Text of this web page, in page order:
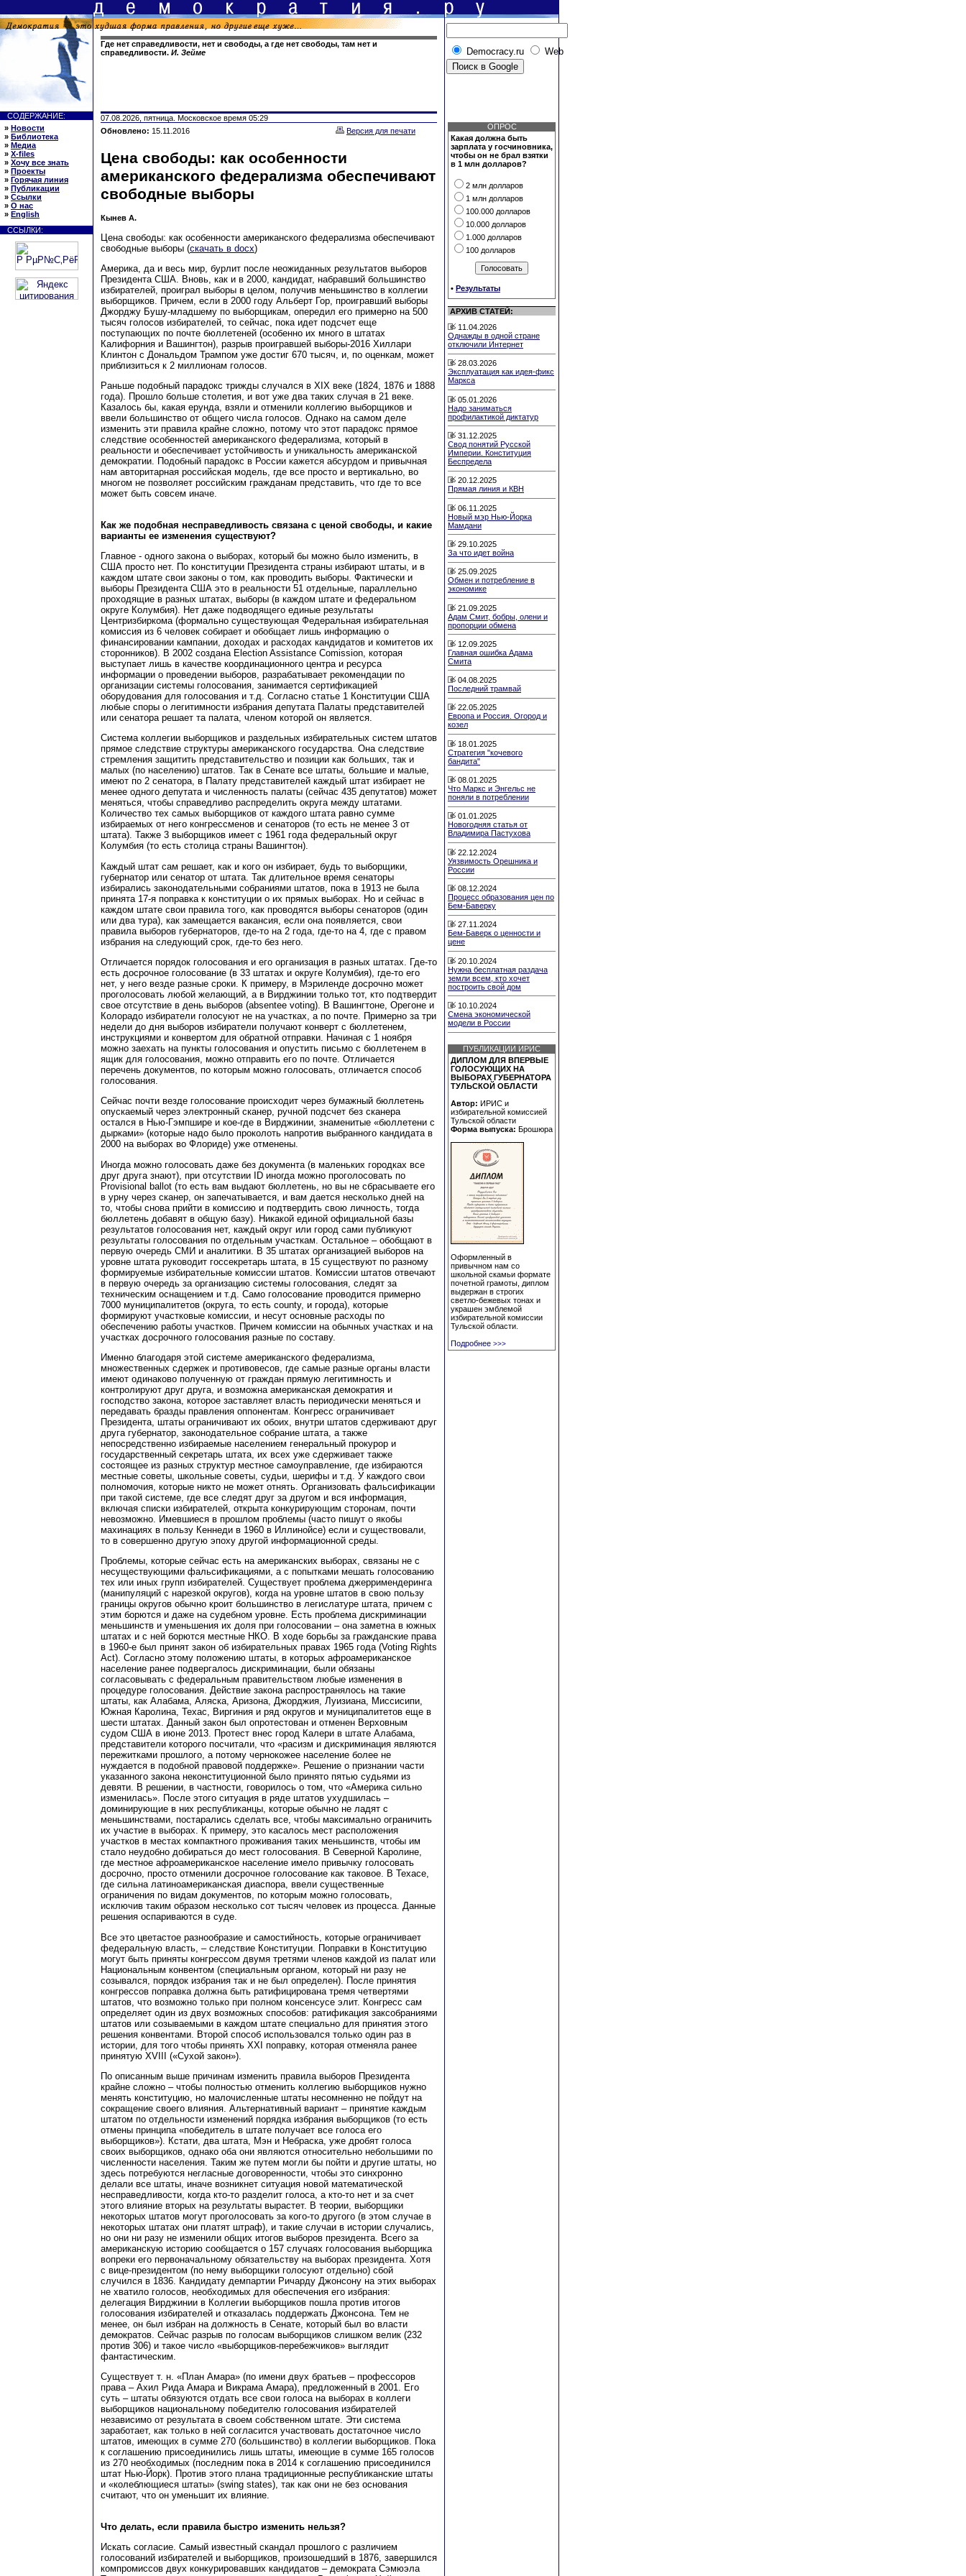
Где нет справедливости, нет и свободы, а где нет свободы, там нет и
справедливости. И. Зейме Democracy.ru Web
СОДЕРЖАНИЕ:
» Новости
» Библиотека
» Медиа
» X-files
» Хочу все знать
» Проекты
» Горячая линия
» Публикации
» Ссылки
» О нас
» English
ССЫЛКИ:
07.08.2026, пятница. Московское время 05:29
Обновлено: 15.11.2016 Версия для печати
Цена свободы: как особенности
американского федерализма обеспечивают
свободные выборы
Кынев А.
Цена свободы: как особенности американского федерализма обеспечивают
свободные выборы (скачать в docx)
Америка, да и весь мир, бурлит после неожиданных результатов выборов
Президента США. Вновь, как и в 2000, кандидат, набравший большинство
избирателей, проиграл выборы в целом, получив меньшинство в коллегии
выборщиков. Причем, если в 2000 году Альберт Гор, проигравший выборы
Джорджу Бушу-младшему по выборщикам, опередил его примерно на 500
тысяч голосов избирателей, то сейчас, пока идет подсчет еще
поступающих по почте бюллетеней (особенно их много в штатах
Калифорния и Вашингтон), разрыв проигравшей выборы-2016 Хиллари
Клинтон с Дональдом Трампом уже достиг 670 тысяч, и, по оценкам, может
приблизиться к 2 миллионам голосов.
Раньше подобный парадокс трижды случался в ХIX веке (1824, 1876 и 1888
года). Прошло больше столетия, и вот уже два таких случая в 21 веке.
Казалось бы, какая ерунда, взяли и отменили коллегию выборщиков и
ввели большинство от общего числа голосов. Однако на самом деле
изменить эти правила крайне сложно, потому что этот парадокс прямое
следствие особенностей американского федерализма, который в
реальности и обеспечивает устойчивость и уникальность американской
демократии. Подобный парадокс в России кажется абсурдом и привычная
нам авторитарная российская модель, где все просто и вертикально, во
многом не позволяет российским гражданам представить, что где то все
может быть совсем иначе.
Как же подобная несправедливость связана с ценой свободы, и какие
варианты ее изменения существуют?
Главное - одного закона о выборах, который бы можно было изменить, в
США просто нет. По конституции Президента страны избирают штаты, и в
каждом штате свои законы о том, как проводить выборы. Фактически и
выборы Президента США это в реальности 51 отдельные, параллельно
проходящие в разных штатах, выборы (в каждом штате и федеральном
округе Колумбия). Нет даже подводящего единые результаты
Центризбиркома (формально существующая Федеральная избирательная
комиссия из 6 человек собирает и обобщает лишь информацию о
финансировании кампании, доходах и расходах кандидатов и комитетов их
сторонников). В 2002 создана Election Assistance Comission, которая
выступает лишь в качестве координационного центра и ресурса
информации о проведении выборов, разрабатывает рекомендации по
организации системы голосования, занимается сертификацией
оборудования для голосования и т.д. Согласно статье 1 Конституции США
любые споры о легитимности избрания депутата Палаты представителей
или сенатора решает та палата, членом которой он является.
Система коллегии выборщиков и раздельных избирательных систем штатов
прямое следствие структуры американского государства. Она следствие
стремления защитить представительство и позиции как больших, так и
малых (по населению) штатов. Так в Сенате все штаты, большие и малые,
имеют по 2 сенатора, в Палату представителей каждый штат избирает не
менее одного депутата и численность палаты (сейчас 435 депутатов) может
меняться, чтобы справедливо распределить округа между штатами.
Количество тех самых выборщиков от каждого штата равно сумме
избираемых от него конгрессменов и сенаторов (то есть не менее 3 от
штата). Также 3 выборщиков имеет с 1961 года федеральный округ
Колумбия (то есть столица страны Вашингтон).
Каждый штат сам решает, как и кого он избирает, будь то выборщики,
губернатор или сенатор от штата. Так длительное время сенаторы
избирались законодательными собраниями штатов, пока в 1913 не была
принята 17-я поправка к конституции о их прямых выборах. Но и сейчас в
каждом штате свои правила того, как проводятся выборы сенаторов (один
или два тура), как замещается вакансия, если она появляется, свои
правила выборов губернаторов, где-то на 2 года, где-то на 4, где с правом
избрания на следующий срок, где-то без него.
Отличается порядок голосования и его организация в разных штатах. Где-то
есть досрочное голосование (в 33 штатах и округе Колумбия), где-то его
нет, у него везде разные сроки. К примеру, в Мэриленде досрочно может
проголосовать любой желающий, а в Вирджинии только тот, кто подтвердит
свое отсутствие в день выборов (absentee voting). В Вашингтоне, Орегоне и
Колорадо избиратели голосуют не на участках, а по почте. Примерно за три
недели до дня выборов избиратели получают конверт с бюллетенем,
инструкциями и конвертом для обратной отправки. Начиная с 1 ноября
можно заехать на пункты голосования и опустить письмо с бюллетенем в
ящик для голосования, можно отправить его по почте. Отличается
перечень документов, по которым можно голосовать, отличается способ
голосования.
Сейчас почти везде голосование происходит через бумажный бюллетень
опускаемый через электронный сканер, ручной подсчет без сканера
остался в Нью-Гэмпшире и кое-где в Вирджинии, знаменитые «бюллетени с
дырками» (которые надо было проколоть напротив выбранного кандидата в
2000 на выборах во Флориде) уже отменены.
Иногда можно голосовать даже без документа (в маленьких городках все
друг друга знают), при отсутствии ID иногда можно проголосовать по
Provisional ballot (то есть вам выдают бюллетень, но вы не сбрасываете его
в урну через сканер, он запечатывается, и вам дается несколько дней на
то, чтобы снова прийти в комиссию и подтвердить свою личность, тогда
бюллетень добавят в общую базу). Никакой единой официальной базы
результатов голосования нет, каждый округ или город сами публикуют
результаты голосования по отдельным участкам. Остальное – обобщают в
первую очередь СМИ и аналитики. В 35 штатах организацией выборов на
уровне штата руководит госсекретарь штата, в 15 существуют по разному
формируемые избирательные комиссии штатов. Комиссии штатов отвечают
в первую очередь за организацию системы голосования, следят за
техническим оснащением и т.д. Само голосование проводится примерно
7000 муниципалитетов (округа, то есть county, и города), которые
формируют участковые комиссии, и несут основные расходы по
обеспечению работы участков. Причем комиссии на обычных участках и на
участках досрочного голосования разные по составу.
Именно благодаря этой системе американского федерализма,
множественных сдержек и противовесов, где самые разные органы власти
имеют одинаково полученную от граждан прямую легитимность и
контролируют друг друга, и возможна американская демократия и
господство закона, которое заставляет власть периодически меняться и
передавать бразды правления оппонентам. Конгресс ограничивает
Президента, штаты ограничивают их обоих, внутри штатов сдерживают друг
друга губернатор, законодательное собрание штата, а также
непосредственно избираемые населением генеральный прокурор и
государственный секретарь штата, их всех уже сдерживает также
состоящее из разных структур местное самоуправление, где избираются
местные советы, школьные советы, судьи, шерифы и т.д. У каждого свои
полномочия, которые никто не может отнять. Организовать фальсификации
при такой системе, где все следят друг за другом и вся информация,
включая списки избирателей, открыта конкурирующим сторонам, почти
невозможно. Имевшиеся в прошлом проблемы (часто пишут о якобы
махинациях в пользу Кеннеди в 1960 в Иллинойсе) если и существовали,
то в совершенно другую эпоху другой информационной среды.
Проблемы, которые сейчас есть на американских выборах, связаны не с
несуществующими фальсификациями, а с попытками мешать голосованию
тех или иных групп избирателей. Существует проблема джерримендеринга
(манипуляций с нарезкой округов), когда на уровне штатов в свою пользу
границы округов обычно кроит большинство в легислатуре штата, причем с
этим борются и даже на судебном уровне. Есть проблема дискриминации
меньшинств и уменьшения их доля при голосовании – она заметна в южных
штатах и с ней борются местные НКО. В ходе борьбы за гражданские права
в 1960-е был принят закон об избирательных правах 1965 года (Voting Rights
Act). Согласно этому положению штаты, в которых афроамериканское
население ранее подвергалось дискриминации, были обязаны
согласовывать с федеральным правительством любые изменения в
процедуре голосования. Действие закона распространялось на такие
штаты, как Алабама, Аляска, Аризона, Джорджия, Луизиана, Миссисипи,
Южная Каролина, Техас, Виргиния и ряд округов и муниципалитетов еще в
шести штатах. Данный закон был опротестован и отменен Верховным
судом США в июне 2013. Протест внес город Калери в штате Алабама,
представители которого посчитали, что «расизм и дискриминация являются
пережитками прошлого, а потому чернокожее население более не
нуждается в подобной правовой поддержке». Решение о признании части
указанного закона неконституционной было принято пятью судьями из
девяти. В решении, в частности, говорилось о том, что «Америка сильно
изменилась». После этого ситуация в ряде штатов ухудшилась –
доминирующие в них республиканцы, которые обычно не ладят с
меньшинствами, постарались сделать все, чтобы максимально ограничить
их участие в выборах. К примеру, это касалось мест расположения
участков в местах компактного проживания таких меньшинств, чтобы им
стало неудобно добираться до мест голосования. В Северной Каролине,
где местное афроамериканское население имело привычку голосовать
досрочно, просто отменили досрочное голосование как таковое. В Техасе,
где сильна латиноамериканская диаспора, ввели существенные
ограничения по видам документов, по которым можно голосовать,
исключив таким образом несколько сот тысяч человек из процесса. Данные
решения оспариваются в суде.
Все это цветастое разнообразие и самостийность, которые ограничивает
федеральную власть, – следствие Конституции. Поправки в Конституцию
могут быть приняты конгрессом двумя третями членов каждой из палат или
Национальным конвентом (специальным органом, который ни разу не
созывался, порядок избрания так и не был определен). После принятия
конгрессов поправка должна быть ратифицирована тремя четвертями
штатов, что возможно только при полном консенсусе элит. Конгресс сам
определяет один из двух возможных способов: ратификация заксобраниями
штатов или созываемыми в каждом штате специально для принятия этого
решения конвентами. Второй способ использовался только один раз в
истории, для того чтобы принять XXI поправку, которая отменяла ранее
принятую XVIII («Сухой закон»).
По описанным выше причинам изменить правила выборов Президента
крайне сложно – чтобы полностью отменить коллегию выборщиков нужно
менять конституцию, но малочисленные штаты несомненно не пойдут на
сокращение своего влияния. Альтернативный вариант – принятие каждым
штатом по отдельности изменений порядка избрания выборщиков (то есть
отмены принципа «победитель в штате получает все голоса его
выборщиков»). Кстати, два штата, Мэн и Небраска, уже дробят голоса
своих выборщиков, однако оба они являются относительно небольшими по
численности населения. Таким же путем могли бы пойти и другие штаты, но
здесь потребуются негласные договоренности, чтобы это синхронно
делали все штаты, иначе возникнет ситуация новой математической
несправедливости, когда кто-то разделит голоса, а кто-то нет и за счет
этого влияние вторых на результаты вырастет. В теории, выборщики
некоторых штатов могут проголосовать за кого-то другого (в этом случае в
некоторых штатах они платят штраф), и такие случаи в истории случались,
но они ни разу не изменили общих итогов выборов президента. Всего за
американскую историю сообщается о 157 случаях голосования выборщика
вопреки его первоначальному обязательству на выборах президента. Хотя
с вице-президентом (по нему выборщики голосуют отдельно) сбой
случился в 1836. Кандидату демпартии Ричарду Джонсону на этих выборах
не хватило голосов, необходимых для обеспечения его избрания:
делегация Вирджинии в Коллегии выборщиков пошла против итогов
голосования избирателей и отказалась поддержать Джонсона. Тем не
менее, он был избран на должность в Сенате, который был во власти
демократов. Сейчас разрыв по голосам выборщиков слишком велик (232
против 306) и такое число «выборщиков-перебежчиков» выглядит
фантастическим.
Существует т. н. «План Амара» (по имени двух братьев – профессоров
права – Ахил Рида Амара и Викрама Амара), предложенный в 2001. Его
суть – штаты обязуются отдать все свои голоса на выборах в коллеги
выборщиков национальному победителю голосования избирателей
независимо от результата в своем собственном штате. Эти система
заработает, как только в ней согласится участвовать достаточное число
штатов, имеющих в сумме 270 (большинство) в коллегии выборщиков. Пока
к соглашению присоединились лишь штаты, имеющие в сумме 165 голосов
из 270 необходимых (последним пока в 2014 к соглашению присоединился
штат Нью-Йорк). Против этого плана традиционные республиканские штаты
и «колеблющиеся штаты» (swing states), так как они не без основания
считают, что он уменьшит их влияние.
Что делать, если правила быстро изменить нельзя?
Искать согласие. Самый известный скандал прошлого с различием
голосований избирателей и выборщиков, произошедший в 1876, завершился
компромиссов двух конкурировавших кандидатов – демократа Сэмюэла
ОПРОС
Какая должна быть
зарплата у госчиновника,
чтобы он не брал взятки
в 1 млн долларов?
2 млн долларов
1 млн долларов
100.000 долларов
10.000 долларов
1.000 долларов
100 долларов
• Результаты
АРХИВ СТАТЕЙ:
11.04.2026
Однажды в одной стране
отключили Интернет
28.03.2026
Эксплуатация как идея-фикс
Маркса
05.01.2026
Надо заниматься
профилактикой диктатур
31.12.2025
Свод понятий Русской
Империи. Конституция
Беспредела
20.12.2025
Прямая линия и КВН
06.11.2025
Новый мэр Нью-Йорка
Мамдани
29.10.2025
За что идет война
25.09.2025
Обмен и потребление в
экономике
21.09.2025
Адам Смит, бобры, олени и
пропорции обмена
12.09.2025
Главная ошибка Адама
Смита
04.08.2025
Последний трамвай
22.05.2025
Европа и Россия. Огород и
козел
18.01.2025
Стратегия "кочевого
бандита"
08.01.2025
Что Маркс и Энгельс не
поняли в потреблении
01.01.2025
Новогодняя статья от
Владимира Пастухова
22.12.2024
Уязвимость Орешника и
России
08.12.2024
Процесс образования цен по
Бем-Баверку
27.11.2024
Бем-Баверк о ценности и
цене
20.10.2024
Нужна бесплатная раздача
земли всем, кто хочет
построить свой дом
10.10.2024
Смена экономической
модели в России
ПУБЛИКАЦИИ ИРИС
ДИПЛОМ ДЛЯ ВПЕРВЫЕ
ГОЛОСУЮЩИХ НА
ВЫБОРАХ ГУБЕРНАТОРА
ТУЛЬСКОЙ ОБЛАСТИ
Автор: ИРИС и
избирательной комиссией
Тульской области
Форма выпуска: Брошюра
Оформленный в
привычном нам со
школьной скамьи формате
почетной грамоты, диплом
выдержан в строгих
светло-бежевых тонах и
украшен эмблемой
избирательной комиссии
Тульской области.
Подробнее >>>